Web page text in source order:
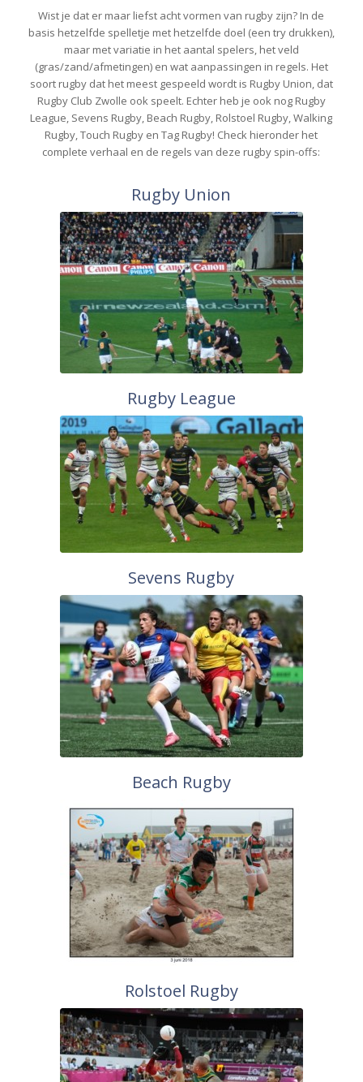
Wist je dat er maar liefst acht vormen van rugby zijn? In de
basis hetzelfde spelletje met hetzelfde doel (een try drukken),
maar met variatie in het aantal spelers, het veld
(gras/zand/afmetingen) en wat aanpassingen in regels. Het
soort rugby dat het meest gespeeld wordt is Rugby Union, dat
Rugby Club Zwolle ook speelt. Echter heb je ook nog Rugby
League, Sevens Rugby, Beach Rugby, Rolstoel Rugby, Walking
Rugby, Touch Rugby en Tag Rugby! Check hieronder het
complete verhaal en de regels van deze rugby spin-offs:
Rugby Union
Rugby League
Sevens Rugby
Beach Rugby
Rolstoel Rugby